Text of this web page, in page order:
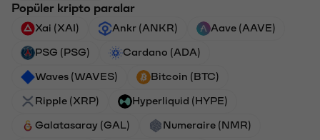
Popüler kripto paralar
Xai (XAI) Ankr (ANKR) Aave (AAVE)
PSG (PSG) Cardano (ADA)
Waves (WAVES) Bitcoin (BTC)
Ripple (XRP) Hyperliquid (HYPE)
Galatasaray (GAL) Numeraire (NMR)